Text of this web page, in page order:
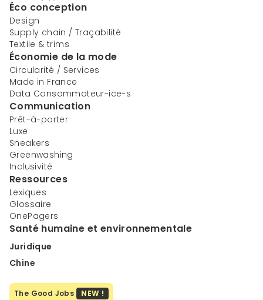
Éco conception
Design
Supply chain / Traçabilité
Textile & trims
Économie de la mode
Circularité / Services
Made in France
Data Consommateur-ice-s
Communication
Prêt-à-porter
Luxe
Sneakers
Greenwashing
Inclusivité
Ressources
Lexiques
Glossaire
OnePagers
Santé humaine et environnementale
Juridique
Chine
The Good Jobs NEW !